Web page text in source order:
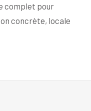
complet pour
concrète, locale